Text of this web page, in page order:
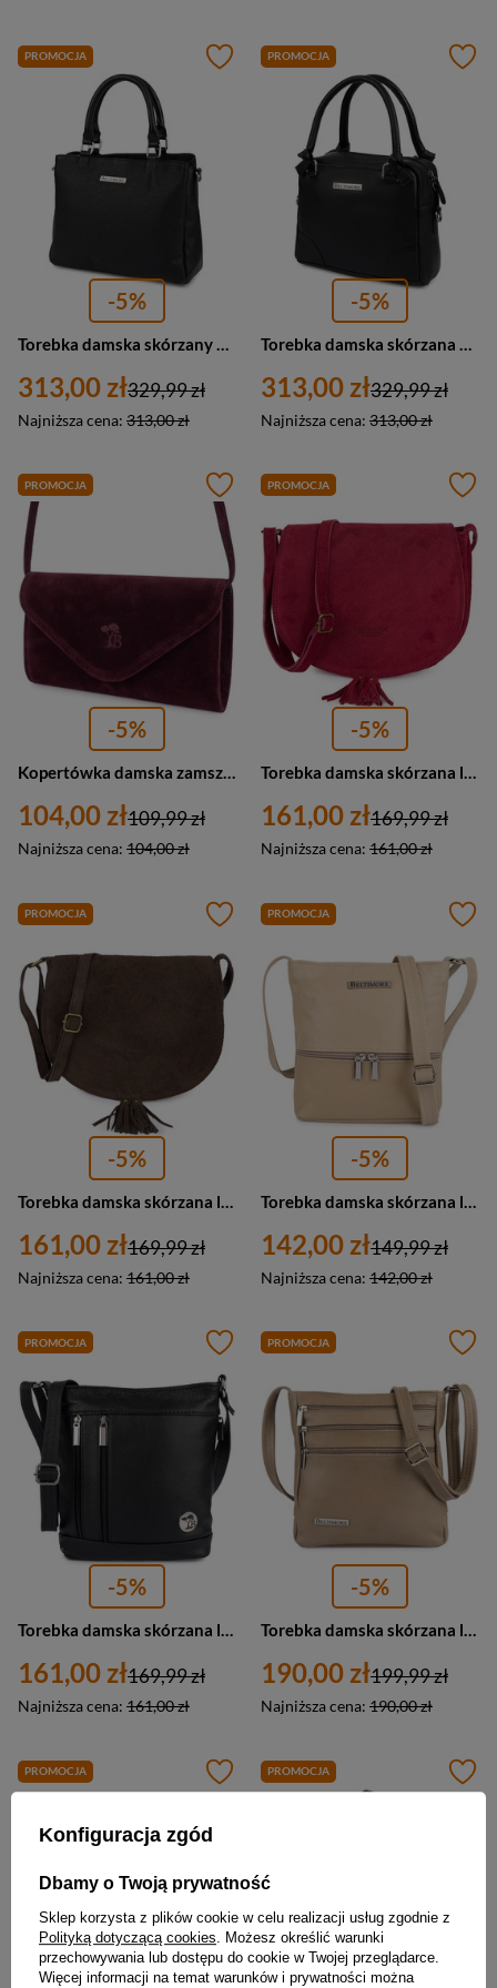
PROMOCJA
-5%
313,00 zł
Najniższa cena: 313,00 zł
329,99 zł
PROMOCJA
-5%
313,00 zł
Najniższa cena: 313,00 zł
329,99 zł
PROMOCJA
-5%
Kopertówka damska zamszowa wieczorowa torebka Beltimore W19 mała burgundowa
104,00 zł
Najniższa cena: 104,00 zł
109,99 zł
PROMOCJA
-5%
Torebka damska skórzana listonoszka zamszowa Beltimore B66 mała bordowa
161,00 zł
Najniższa cena: 161,00 zł
169,99 zł
PROMOCJA
-5%
161,00 zł
Najniższa cena: 161,00 zł
169,99 zł
PROMOCJA
-5%
142,00 zł
Najniższa cena: 142,00 zł
149,99 zł
PROMOCJA
-5%
Torebka damska skórzana listonoszka miejska Beltimore L46 mała czarna
161,00 zł
Najniższa cena: 161,00 zł
169,99 zł
PROMOCJA
-5%
Torebka damska skórzana listonoszka miejska elegancka Beltimore L43 mała beżowa
190,00 zł
Najniższa cena: 190,00 zł
199,99 zł
PROMOCJA PROMOCJA
Konfiguracja zgód
Dbamy o Twoją prywatność
Sklep korzysta z plików cookie w celu realizacji usług zgodnie z
Polityką dotyczącą cookies. Możesz określić warunki
przechowywania lub dostępu do cookie w Twojej przeglądarce.
Więcej informacji na temat warunków i prywatności można